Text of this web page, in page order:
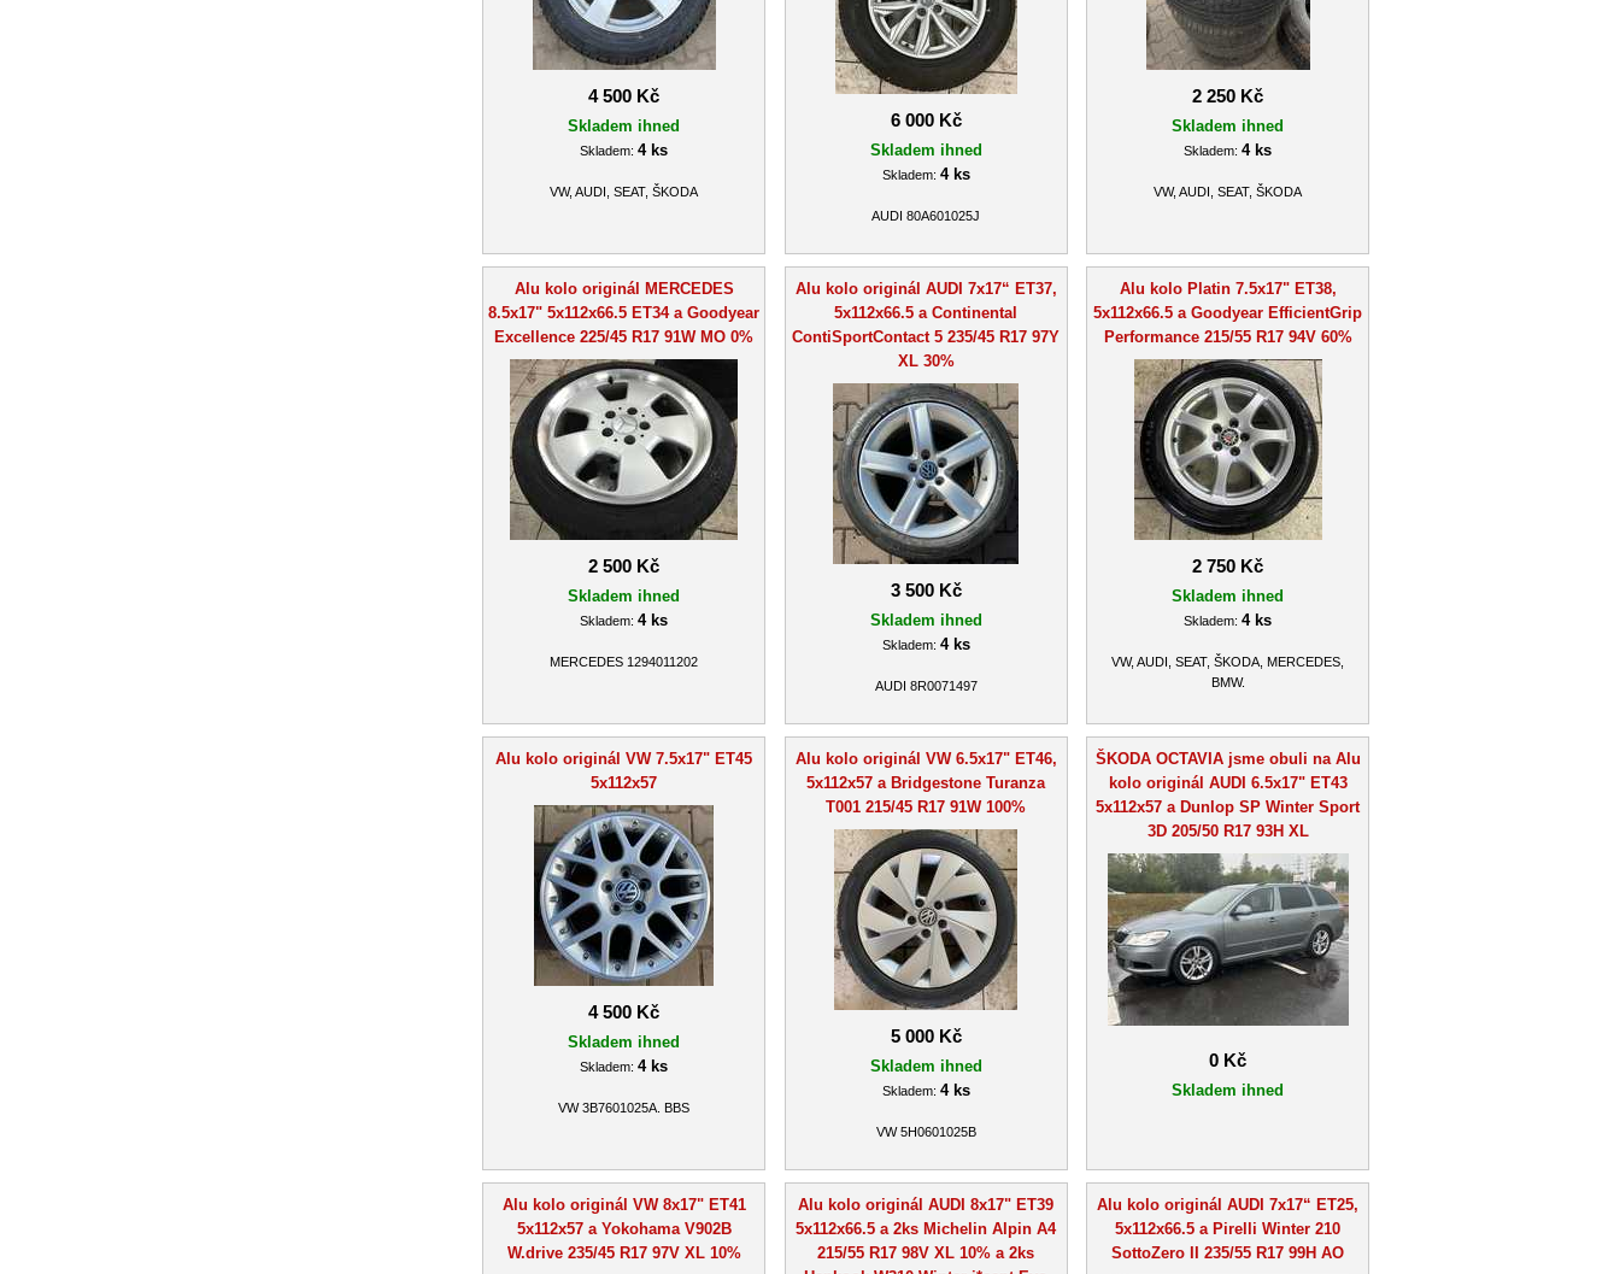
4 500 Kč
Skladem ihned
Skladem: 4 ks
VW, AUDI, SEAT, ŠKODA
6 000 Kč
Skladem ihned
Skladem: 4 ks
AUDI 80A601025J
2 250 Kč
Skladem ihned
Skladem: 4 ks
VW, AUDI, SEAT, ŠKODA
Alu kolo originál MERCEDES
8.5x17" 5x112x66.5 ET34 a Goodyear
Excellence 225/45 R17 91W MO 0%
2 500 Kč
Skladem ihned
Skladem: 4 ks
MERCEDES 1294011202
Alu kolo originál AUDI 7x17“ ET37,
5x112x66.5 a Continental
ContiSportContact 5 235/45 R17 97Y
XL 30%
3 500 Kč
Skladem ihned
Skladem: 4 ks
AUDI 8R0071497
Alu kolo Platin 7.5x17" ET38,
5x112x66.5 a Goodyear EfficientGrip
Performance 215/55 R17 94V 60%
2 750 Kč
Skladem ihned
Skladem: 4 ks
VW, AUDI, SEAT, ŠKODA, MERCEDES,
BMW.
Alu kolo originál VW 7.5x17" ET45
5x112x57
4 500 Kč
Skladem ihned
Skladem: 4 ks
VW 3B7601025A. BBS
Alu kolo originál VW 6.5x17" ET46,
5x112x57 a Bridgestone Turanza
T001 215/45 R17 91W 100%
5 000 Kč
Skladem ihned
Skladem: 4 ks
VW 5H0601025B
ŠKODA OCTAVIA jsme obuli na Alu
kolo originál AUDI 6.5x17" ET43
5x112x57 a Dunlop SP Winter Sport
3D 205/50 R17 93H XL
0 Kč
Skladem ihned
Alu kolo originál VW 8x17" ET41
5x112x57 a Yokohama V902B
W.drive 235/45 R17 97V XL 10%
Alu kolo originál AUDI 8x17" ET39
5x112x66.5 a 2ks Michelin Alpin A4
215/55 R17 98V XL 10% a 2ks
Alu kolo originál AUDI 7x17“ ET25,
5x112x66.5 a Pirelli Winter 210
SottoZero II 235/55 R17 99H AO